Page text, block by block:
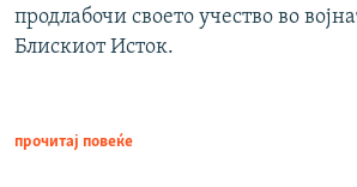
продлабочи своето учество во
Блискиот Исток.
прочитај повеќе